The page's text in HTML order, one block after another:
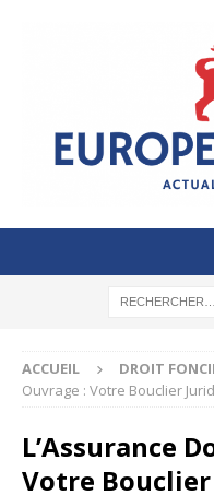
ACCUEIL DROIT
Ouvrage : Votre Bouclier
L’Assurance
Votre